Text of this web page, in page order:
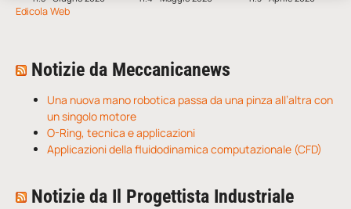
Edicola Web
Notizie da Meccanicanews
Una nuova mano robotica passa da una pinza all’altra con
un singolo motore
O-Ring, tecnica e applicazioni
Applicazioni della fluidodinamica computazionale (CFD)
Notizie da Il Progettista Industriale